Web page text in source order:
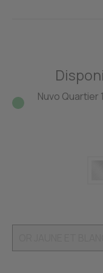
Nuvo Quartier